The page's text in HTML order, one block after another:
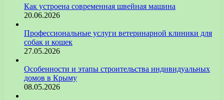
Как устроена современная швейная машина
20.06.2026
Профессиональные услуги ветеринарной клиники для
собак и кошек
27.05.2026
Особенности и этапы строительства индивидуальных
домов в Крыму
08.05.2026